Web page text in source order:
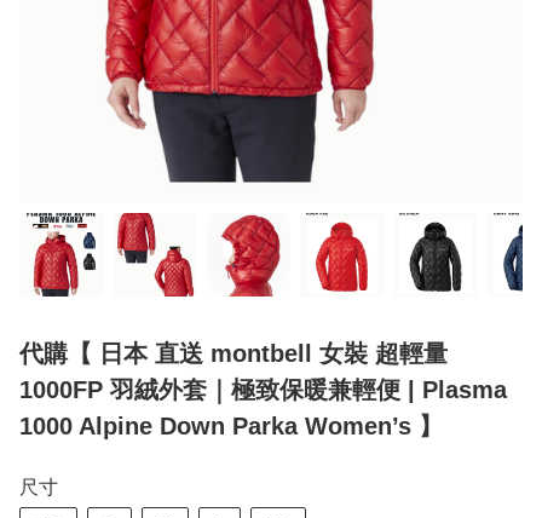
代購【 日本 直送 montbell 女裝 超輕量
1000FP 羽絨外套｜極致保暖兼輕便 | Plasma
1000 Alpine Down Parka Women’s 】
尺寸